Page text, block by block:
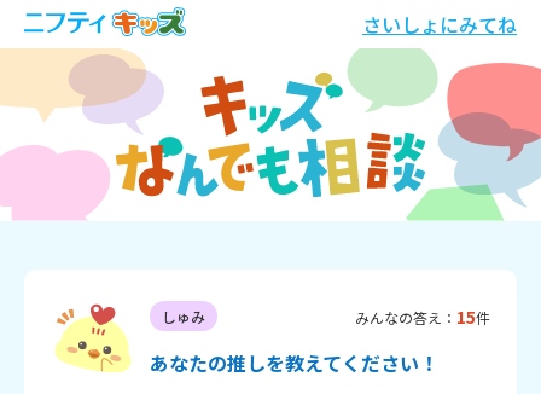
さいしょにみてね
しゅみ みんなの答え： 15件
あなたの推しを教えてください！